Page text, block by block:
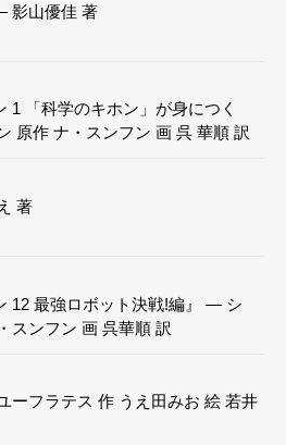
影山優佳 著
1 「科学のキホン」が身につく
原作 ナ・スンフン 画 呉 華順 訳
著
12 最強ロボット決戦!編』 — シ
スンフン 画 呉華順 訳
ーフラテス 作 うえ田みお 絵 若井